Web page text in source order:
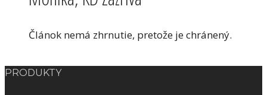
Článok nemá zhrnutie, pretože je chránený.
PRODUKTY